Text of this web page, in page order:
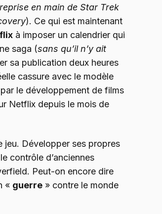
en main de Star Trek
). Ce qui est maintenant
à imposer un calendrier qui
saga (sans qu’il n’y ait
sa publication deux heures
cassure avec le modèle
le développement de films
Netflix depuis le mois de
jeu. Développer ses propres
contrôle d’anciennes
Peut-on encore dire
« guerre » contre le monde